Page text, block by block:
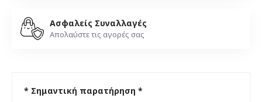
Ασφαλείς Συναλλαγές
Απολαύστε τις αγορές σας
* Σημαντική παρατήρηση *